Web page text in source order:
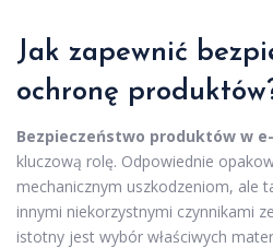
Jak zapewnić
ochronę
Bezpieczeństwo produktów w
kluczową rolę. Odpowiednie
mechanicznym uszkodzeniom, ale
innymi niekorzystnymi czynnikami
istotny jest wybór właściwych